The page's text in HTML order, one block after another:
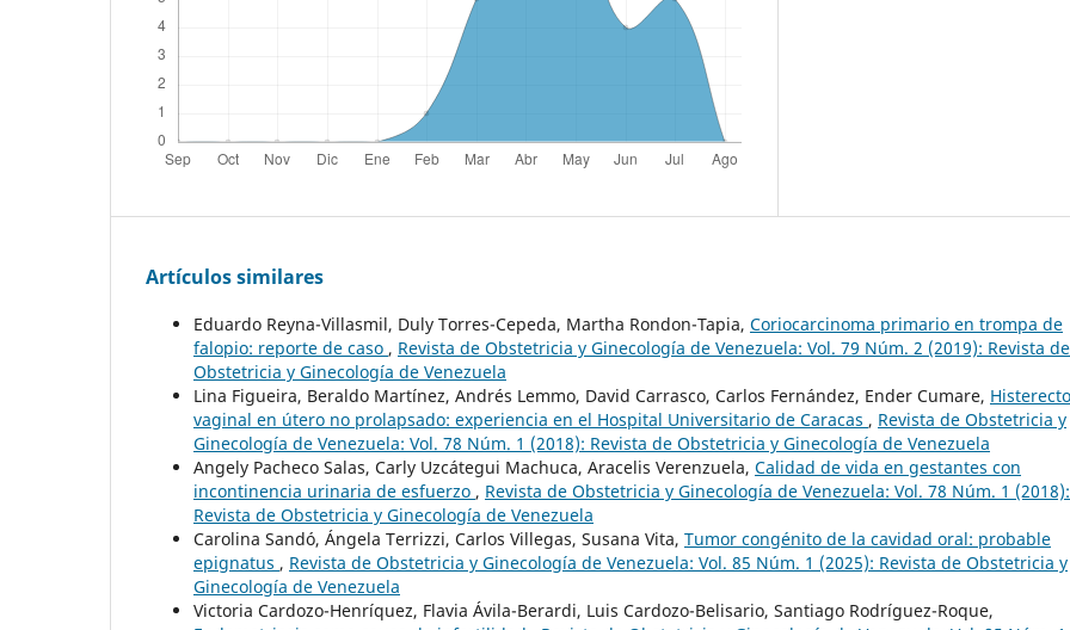
Artículos similares
Eduardo Reyna-Villasmil, Duly Torres-Cepeda, Martha Rondon-Tapia, Coriocarcinoma primario en trompa de
falopio: reporte de caso , Revista de Obstetricia y Ginecología de Venezuela: Vol. 79 Núm. 2 (2019): Revista de
Obstetricia y Ginecología de Venezuela
Lina Figueira, Beraldo Martínez, Andrés Lemmo, David Carrasco, Carlos Fernández, Ender Cumare,
vaginal en útero no prolapsado: experiencia en el Hospital Universitario de Caracas , Revista de Obstetricia y
Ginecología de Venezuela: Vol. 78 Núm. 1 (2018): Revista de Obstetricia y Ginecología de Venezuela
Angely Pacheco Salas, Carly Uzcátegui Machuca, Aracelis Verenzuela, Calidad de vida en gestantes con
incontinencia urinaria de esfuerzo , Revista de Obstetricia y Ginecología de Venezuela: Vol. 78 Núm. 1 (2018):
Revista de Obstetricia y Ginecología de Venezuela
Carolina Sandó, Ángela Terrizzi, Carlos Villegas, Susana Vita, Tumor congénito de la cavidad oral: probable
epignatus , Revista de Obstetricia y Ginecología de Venezuela: Vol. 85 Núm. 1 (2025): Revista de Obstetricia y
Ginecología de Venezuela
Victoria Cardozo-Henríquez, Flavia Ávila-Berardi, Luis Cardozo-Belisario, Santiago Rodríguez-Roque,